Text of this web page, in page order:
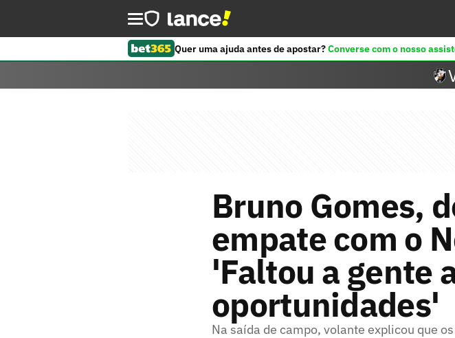
Quer uma ajuda antes de apostar?Converse com o nosso
Bruno Gomes,
empate com o
'Faltou a gente
oportunidades'
Na saída de campo, volante explicou que